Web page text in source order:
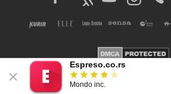
Espreso.co.rs
Mondo inc.